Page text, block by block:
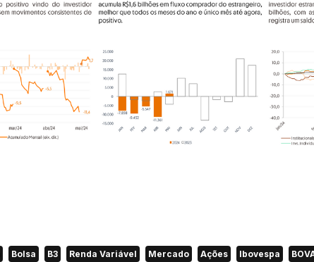
Bolsa B3 Renda Variável Mercado Ações Ibovespa